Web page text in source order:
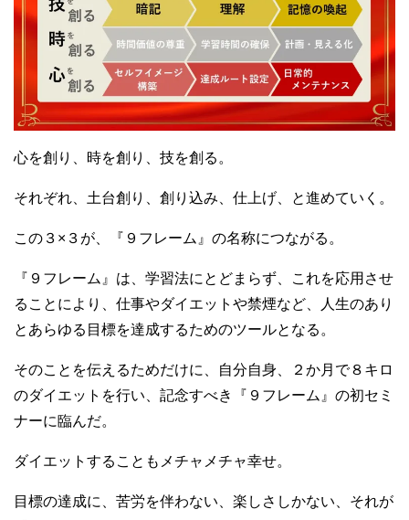
心を創り、時を創り、技を創る。
それぞれ、土台創り、創り込み、仕上げ、と進めていく。
この３×３が、『９フレーム』の名称につながる。
『９フレーム』は、学習法にとどまらず、これを応用させ
ることにより、仕事やダイエットや禁煙など、人生のあり
とあらゆる目標を達成するためのツールとなる。
そのことを伝えるためだけに、自分自身、２か月で８キロ
のダイエットを行い、記念すべき『９フレーム』の初セミ
ナーに臨んだ。
ダイエットすることもメチャメチャ幸せ。
目標の達成に、苦労を伴わない、楽しさしかない、それが